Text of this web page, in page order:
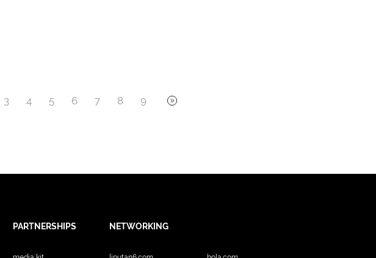
3 4 5 6 7 8 9
PARTNERSHIPS NETWORKING